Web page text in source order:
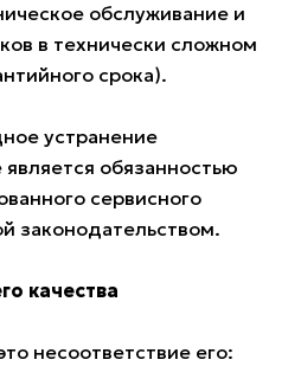
обслуживание и
в технически сложном
срока).
устранение
обязанностью
сервисного
законодательством.
качества
несоответствие его: